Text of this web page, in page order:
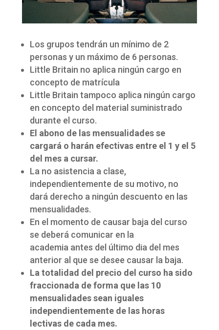
Los grupos tendrán un mínimo de 2
personas y un máximo de 6 personas.
Little Britain no aplica ningún cargo en
concepto de matrícula
Little Britain tampoco aplica ningún cargo
en concepto del material suministrado
durante el curso.
El abono de las mensualidades se
cargará o harán efectivas entre el 1 y el 5
del mes a cursar.
La no asistencia a clase,
independientemente de su motivo, no
dará derecho a ningún descuento en las
mensualidades.
En el momento de causar baja del curso
se deberá comunicar en la
academia antes del último dia del mes
anterior al que se desee causar la baja.
La totalidad del precio del curso ha sido
fraccionada de forma que las 10
mensualidades sean iguales
independientemente de las horas
lectivas de cada mes.